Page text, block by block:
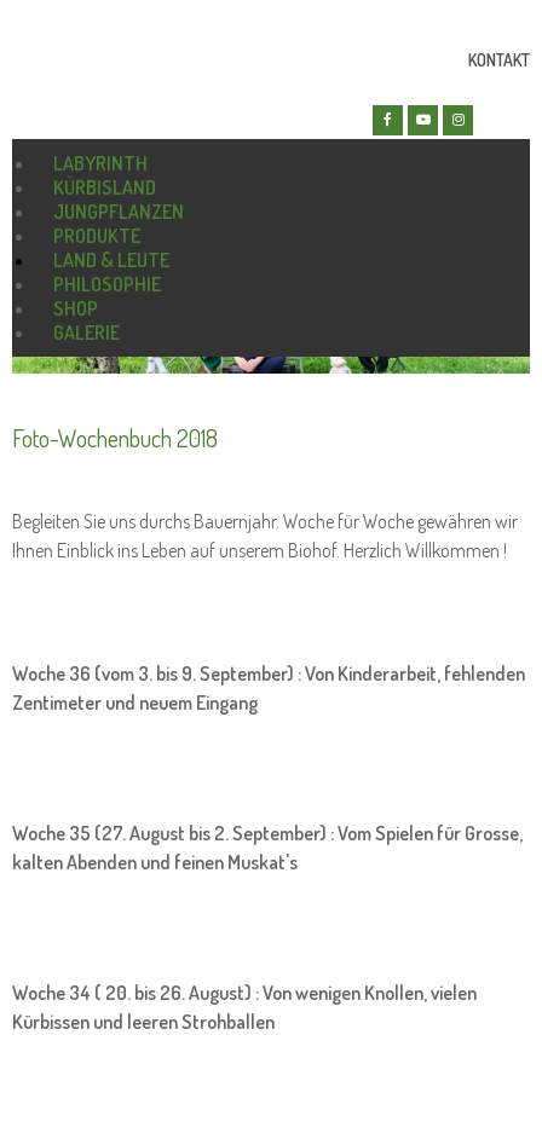
KONTAKT
LABYRINTH
KÜRBISLAND
JUNGPFLANZEN
PRODUKTE
LAND & LEUTE
PHILOSOPHIE
SHOP
GALERIE
Foto-Wochenbuch 2018
Begleiten Sie uns durchs Bauernjahr. Woche für Woche gewähren wir
Ihnen Einblick ins Leben auf unserem Biohof. Herzlich Willkommen !
Woche 36 (vom 3. bis 9. September) : Von Kinderarbeit, fehlenden
Zentimeter und neuem Eingang
Woche 35 (27. August bis 2. September) : Vom Spielen für Grosse,
kalten Abenden und feinen Muskat's
Woche 34 ( 20. bis 26. August) : Von wenigen Knollen, vielen
Kürbissen und leeren Strohballen